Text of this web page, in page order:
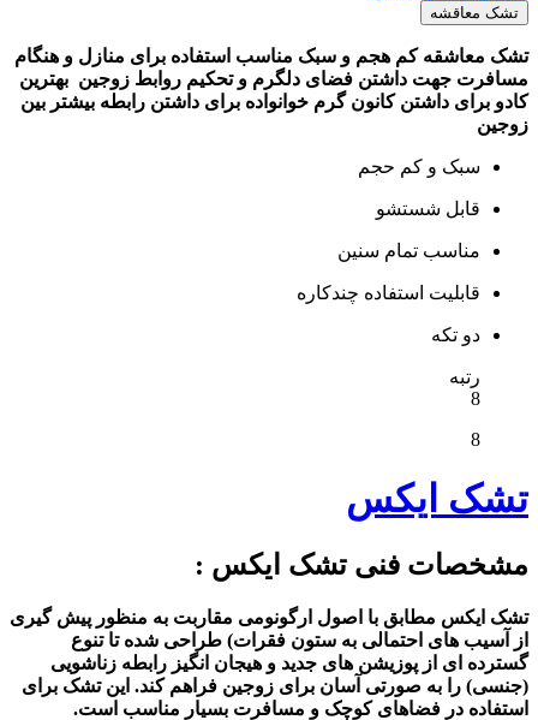
تشک معاقشه
تشک معاشقه کم هجم و سبک مناسب استفاده برای منازل و هنگام
مسافرت جهت داشتن فضای دلگرم و تحکیم روابط زوجین بهترین
کادو برای داشتن کانون گرم خوانواده برای داشتن رابطه بیشتر بین
زوجین
سبک و کم حجم
قابل شستشو
مناسب تمام سنین
قابلیت استفاده چندکاره
دو تکه
رتبه
8
8
تشک ایکس
مشخصات فنی تشک ایکس :
تشک ایکس مطابق با اصول ارگونومی مقاربت به منظور پیش گیری
از آسیب های احتمالی به ستون فقرات) طراحی شده تا تنوع
گسترده ای از پوزیشن های جدید و هیجان انگیز رابطه زناشویی
(جنسی) را به صورتی آسان برای زوجین فراهم کند. این تشک برای
استفاده در فضاهای کوچک و مسافرت بسیار مناسب است.